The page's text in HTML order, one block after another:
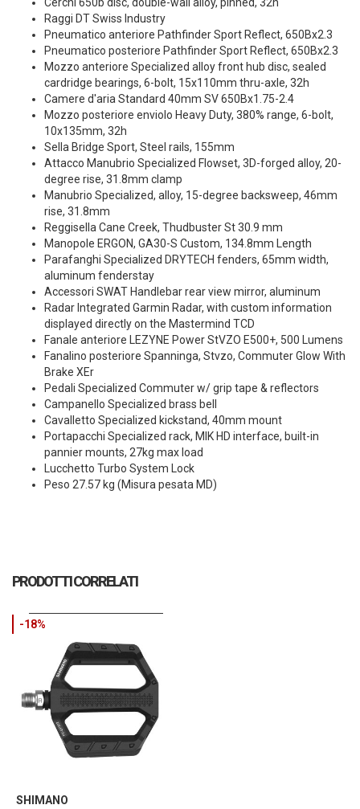
Raggi DT Swiss Industry
Pneumatico anteriore Pathfinder Sport Reflect, 650Bx2.3
Pneumatico posteriore Pathfinder Sport Reflect, 650Bx2.3
Mozzo anteriore Specialized alloy front hub disc, sealed
cardridge bearings, 6-bolt, 15x110mm thru-axle, 32h
Camere d'aria Standard 40mm SV 650Bx1.75-2.4
Mozzo posteriore enviolo Heavy Duty, 380% range, 6-bolt,
10x135mm, 32h
Sella Bridge Sport, Steel rails, 155mm
Attacco Manubrio Specialized Flowset, 3D-forged alloy, 20-
degree rise, 31.8mm clamp
Manubrio Specialized, alloy, 15-degree backsweep, 46mm
rise, 31.8mm
Reggisella Cane Creek, Thudbuster St 30.9 mm
Manopole ERGON, GA30-S Custom, 134.8mm Length
Parafanghi Specialized DRYTECH fenders, 65mm width,
aluminum fenderstay
Accessori SWAT Handlebar rear view mirror, aluminum
Radar Integrated Garmin Radar, with custom information
displayed directly on the Mastermind TCD
Fanale anteriore LEZYNE Power StVZO E500+, 500 Lumens
Fanalino posteriore Spanninga, Stvzo, Commuter Glow With
Brake XEr
Pedali Specialized Commuter w/ grip tape & reflectors
Campanello Specialized brass bell
Cavalletto Specialized kickstand, 40mm mount
Portapacchi Specialized rack, MIK HD interface, built-in
pannier mounts, 27kg max load
Lucchetto Turbo System Lock
Peso 27.57 kg (Misura pesata MD)
PRODOTTI CORRELATI
-18%
SHIMANO